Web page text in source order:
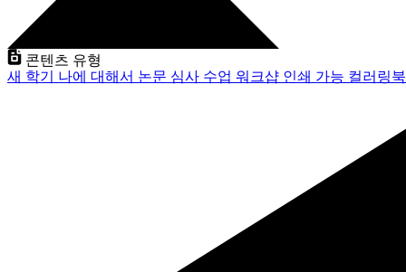
콘텐츠 유형
새 학기 나에 대해서 논문 심사 수업 워크샵 인쇄 가능 컬러링북